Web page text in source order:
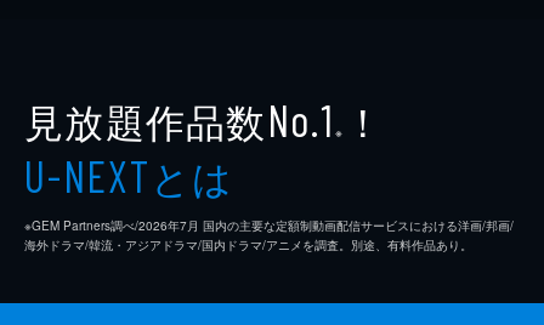
見放題作品数No.1 ※ ！
U-NEXTとは
※GEM Partners調べ/2026年7⽉ 国内の主要な定額制動画配信サービスにおける洋画/邦画/
海外ドラマ/韓流・アジアドラマ/国内ドラマ/アニメを調査。別途、有料作品あり。